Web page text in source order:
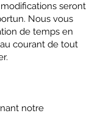
seront
Nous vous
de temps en
courant de tout
notre